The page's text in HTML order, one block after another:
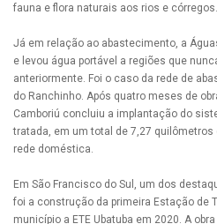
fauna e flora naturais aos rios e córregos.
Já em relação ao abastecimento, a
e levou água portável a regiões que
anteriormente. Foi o caso da rede de
do Ranchinho. Após quatro meses de
Camboriú concluiu a implantação do
tratada, em um total de 7,27
rede doméstica.
Em São Francisco do Sul, um dos
foi a construção da primeira Estação de
município a ETE Ubatuba em 2020. A